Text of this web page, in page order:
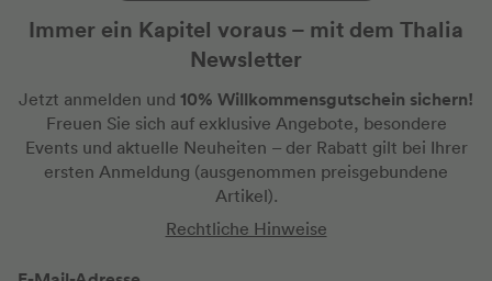
Immer ein Kapitel voraus – mit dem Thalia
Newsletter
Jetzt anmelden und 10% Willkommensgutschein sichern!
Freuen Sie sich auf exklusive Angebote, besondere
Events und aktuelle Neuheiten – der Rabatt gilt bei Ihrer
ersten Anmeldung (ausgenommen preisgebundene
Artikel).
Rechtliche Hinweise